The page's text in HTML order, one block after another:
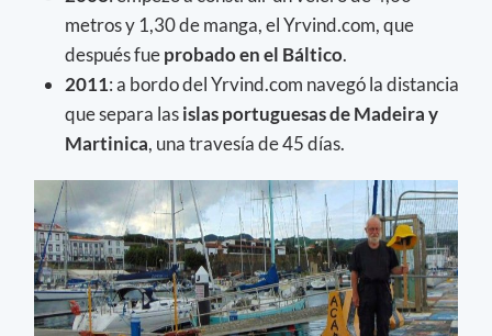
metros y 1,30 de manga, el Yrvind.com, que
después fueprobado en el Báltico.
2011: a bordo del Yrvind.com navegó la distancia
que separa lasislas portuguesas de Madeira y
Martinica, una travesía de 45 días.